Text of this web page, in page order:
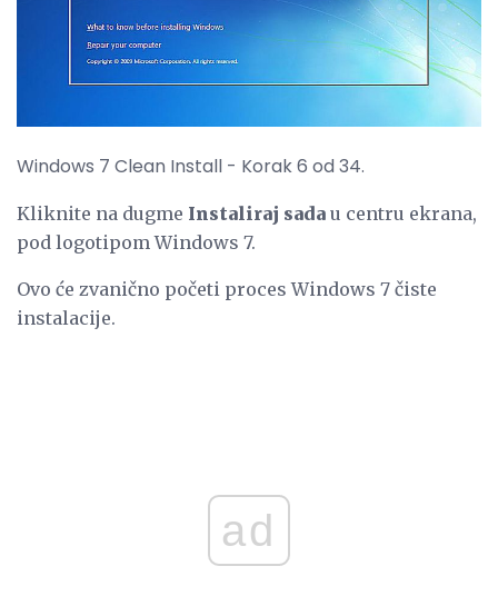
Windows 7 Clean Install - Korak 6 od 34.
Kliknite na dugme Instaliraj sada u centru ekrana,
pod logotipom Windows 7.
Ovo će zvanično početi proces Windows 7 čiste
instalacije.
ad